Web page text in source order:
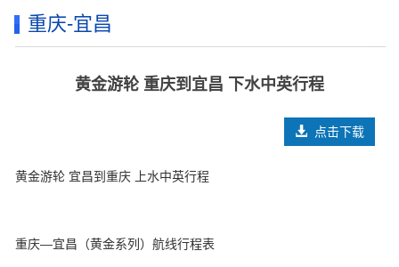
重庆-宜昌
黄金游轮 重庆到宜昌 下水中英行程
点击下载
黄金游轮 宜昌到重庆 上水中英行程
重庆—宜昌（黄金系列）航线行程表